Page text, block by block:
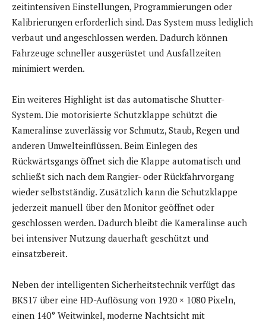
zeitintensiven Einstellungen, Programmierungen oder
Kalibrierungen erforderlich sind. Das System muss lediglich
verbaut und angeschlossen werden. Dadurch können
Fahrzeuge schneller ausgerüstet und Ausfallzeiten
minimiert werden.
Ein weiteres Highlight ist das automatische Shutter-
System. Die motorisierte Schutzklappe schützt die
Kameralinse zuverlässig vor Schmutz, Staub, Regen und
anderen Umwelteinflüssen. Beim Einlegen des
Rückwärtsgangs öffnet sich die Klappe automatisch und
schließt sich nach dem Rangier- oder Rückfahrvorgang
wieder selbstständig. Zusätzlich kann die Schutzklappe
jederzeit manuell über den Monitor geöffnet oder
geschlossen werden. Dadurch bleibt die Kameralinse auch
bei intensiver Nutzung dauerhaft geschützt und
einsatzbereit.
Neben der intelligenten Sicherheitstechnik verfügt das
BKS17 über eine HD-Auflösung von 1920 × 1080 Pixeln,
einen 140° Weitwinkel, moderne Nachtsicht mit